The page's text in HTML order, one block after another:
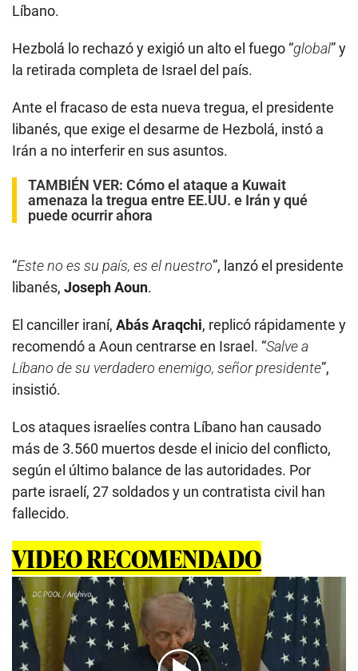
Líbano.
Hezbolá lo rechazó y exigió un alto el fuego “global” y
la retirada completa de Israel del país.
Ante el fracaso de esta nueva tregua, el presidente
libanés, que exige el desarme de Hezbolá, instó a
Irán a no interferir en sus asuntos.
TAMBIÉN VER: Cómo el ataque a Kuwait
amenaza la tregua entre EE.UU. e Irán y qué
puede ocurrir ahora
“Este no es su país, es el nuestro”, lanzó el presidente
libanés, Joseph Aoun.
El canciller iraní, Abás Araqchi, replicó rápidamente y
recomendó a Aoun centrarse en Israel. “Salve a
Líbano de su verdadero enemigo, señor presidente”,
insistió.
Los ataques israelíes contra Líbano han causado
más de 3.560 muertos desde el inicio del conflicto,
según el último balance de las autoridades. Por
parte israelí, 27 soldados y un contratista civil han
fallecido.
VIDEO RECOMENDADO